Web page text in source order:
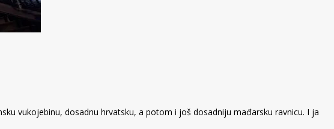
vukojebinu, dosadnu hrvatsku, a potom i još dosadniju mađarsku ravnicu. I ja